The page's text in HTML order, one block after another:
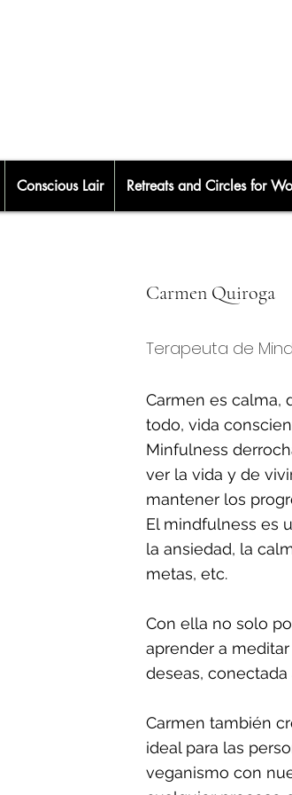
Conscious Lair Retreats and Circles for
Carmen Quiroga
Terapeuta de
Carmen es calma,
todo, vida
Minfulness
ver la vida y de
mantener los
El mindfulness es
la ansiedad, la
metas, etc.
Con ella no solo
aprender a
deseas,
Carmen también
ideal para las
veganismo con